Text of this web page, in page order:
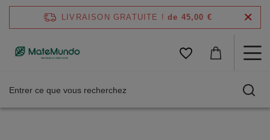
LIVRAISON GRATUITE ! de 45,00 €